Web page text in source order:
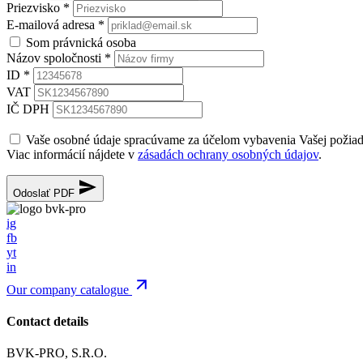
Priezvisko *
E-mailová adresa *
Som právnická osoba
Názov spoločnosti *
ID *
VAT
IČ DPH
Vaše osobné údaje spracúvame za účelom vybavenia Vašej
Viac informácií nájdete v zásadách ochrany osobných údajov.
Odoslať PDF
ig
fb
yt
in
Our company catalogue
Contact details
BVK-PRO, S.R.O.